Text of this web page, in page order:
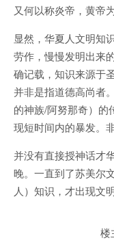
又何以称炎帝，黄帝
显然，华夏人文明知
劳作，慢慢发明出来
确记载，知识来源于
并非是指道德高尚者
的神族/阿努那奇）的
现短时间内的暴发。
并没有直接授神话才
晚。一直到了苏美尔
人）知识，才出现文
楼